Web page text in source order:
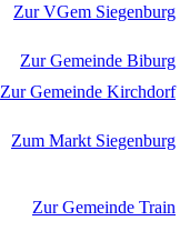
Zur VGem Siegenburg
Zur Gemeinde Biburg
Zur Gemeinde Kirchdorf
Zum Markt Siegenburg
Zur Gemeinde Train